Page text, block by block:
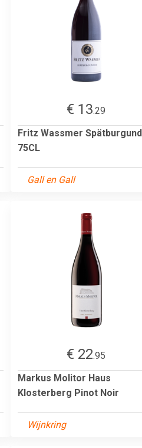
€ 13.29
Fritz Wassmer
75CL
Gall en Gall
€ 22.95
Markus Molitor Haus
Klosterberg Pinot Noir
Wijnkring